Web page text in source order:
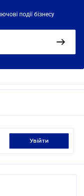
події бізнесу
увійти